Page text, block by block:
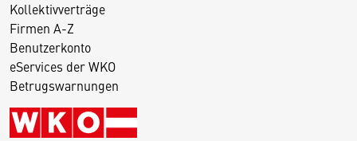
Kollektivverträge
Firmen A-Z
Benutzerkonto
eServices der WKO
Betrugswarnungen